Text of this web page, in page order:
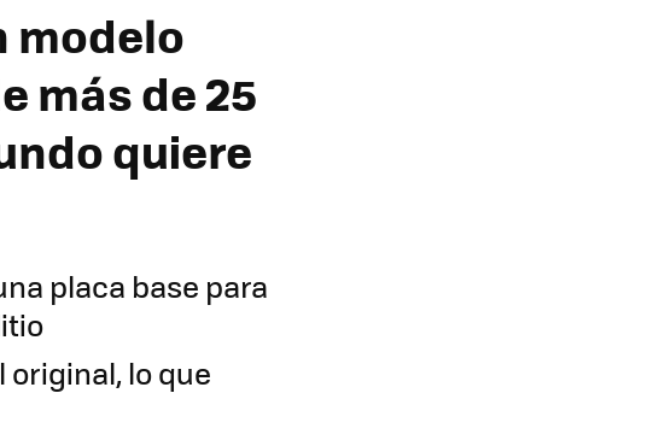
modelo
más de 25
quiere
placa base para
lo que